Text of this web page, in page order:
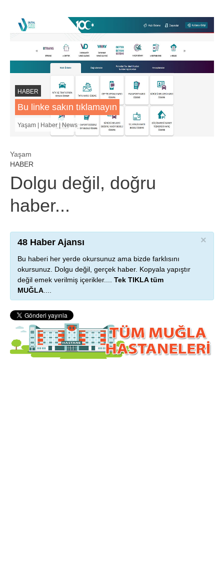
HABER
Bu linke sakın tıklamayın
Yaşam | Haber | News
Yaşam
HABER
Dolgu değil, doğru
haber...
×
48 Haber Ajansı
Bu haberi her yerde okursunuz ama bizde farklısını
okursunuz. Dolgu değil, gerçek haber. Kopyala yapıştır
değil emek verilmiş içerikler.... Tek TIKLA tüm
MUĞLA